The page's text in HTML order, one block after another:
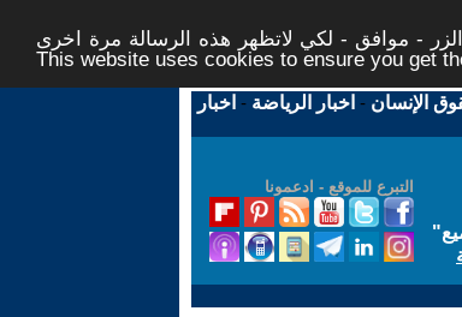
- موافق - لكي لاتظهر هذه الرسالة مرة اخرى -
This website uses cookies to ensure you get
الإنسان - اخبار الرياضة - اخبار
التبرع للموقع - ادعمونا
"